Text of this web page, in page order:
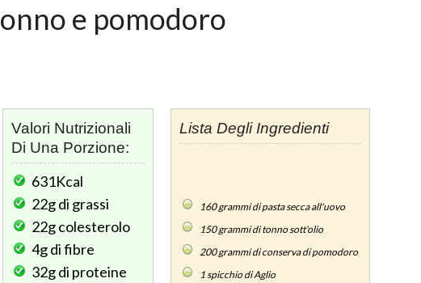
e pomodoro
Lista Degli Ingredienti
160grammi di pasta secca all'uovo
150grammi di tonno sott'olio
200grammi di conserva di pomodoro
1spicchio di Aglio
Valori Nutrizionali
Di Una Porzione:
631Kcal
22gdi grassi
22gcolesterolo
4gdi fibre
32gdi proteine